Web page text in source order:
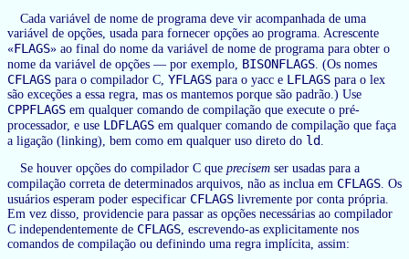
Cada variável de nome de programa deve vir acompanhada de uma
variável de opções, usada para fornecer opções ao programa. Acrescente
«FLAGS» ao final do nome da variável de nome de programa para obter o
nome da variável de opções — por exemplo, BISONFLAGS. (Os nomes
CFLAGS para o compilador C, YFLAGS para o yacc e LFLAGS para o lex
são exceções a essa regra, mas os mantemos porque são padrão.) Use
CPPFLAGS em qualquer comando de compilação que execute o pré-
processador, e use LDFLAGS em qualquer comando de compilação que faça
a ligação (linking), bem como em qualquer uso direto do ld .
Se houver opções do compilador C que precisem ser usadas para a
compilação correta de determinados arquivos, não as inclua em CFLAGS. Os
usuários esperam poder especificar CFLAGS livremente por conta própria.
Em vez disso, providencie para passar as opções necessárias ao compilador
C independentemente de CFLAGS, escrevendo-as explicitamente nos
comandos de compilação ou definindo uma regra implícita, assim: